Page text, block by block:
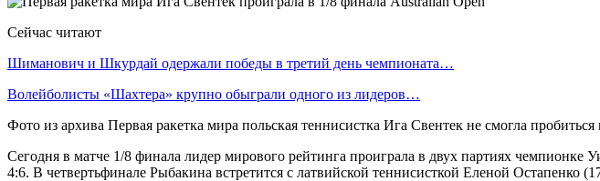
Сейчас читают
Шиманович и Шкурдай одержали победы в третий день чемпионата…
Волейболисты «Шахтера» крупно обыграли одного из лидеров…
Фото из архива Первая ракетка мира польская теннисистка Ига Свентек не смогла
Сегодня в матче 1/8 финала лидер мирового рейтинга проиграла в двух партиях
4:6. В четвертьфинале Рыбакина встретится с латвийской теннисисткой Еленой Остапенко